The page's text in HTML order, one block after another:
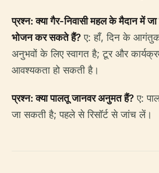
प्रश्न: क्या गैर-निवासी महल के मैदान में
भोजन कर सकते हैं? ए: हाँ, दिन के
अनुभवों के लिए स्वागत है; टूर और
आवश्यकता हो सकती है।
प्रश्न: क्या पालतू जानवर अनुमत हैं? ए:
जा सकती है; पहले से रिसॉर्ट से जांच लें।